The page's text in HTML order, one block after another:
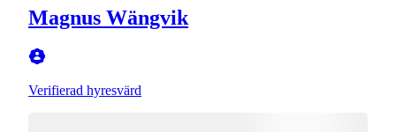
Magnus Wängvik
Verifierad hyresvärd